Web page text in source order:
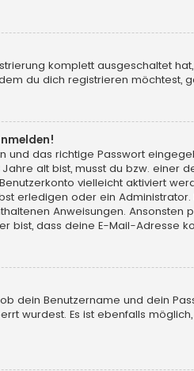
komplett ausgeschaltet
du dich registrieren möchtest,
das richtige Passwort
alt bist, musst du bzw.
vielleicht aktiviert
erledigen oder ein
Anweisungen.
bist, dass deine E-Mail-Adresse
dein Benutzername und dein
wurdest. Es ist ebenfalls